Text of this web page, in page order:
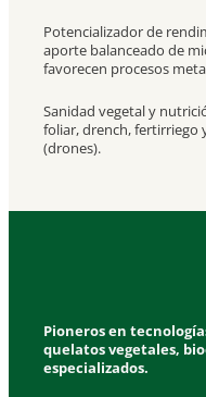
Potencializador de
aporte balanceado de
favorecen procesos
Sanidad vegetal y
foliar, drench, fertirriego
(drones).
Pioneros en
quelatos vegetales,
especializados.